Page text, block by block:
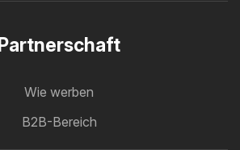
Partnerschaft
Wie werben
B2B-Bereich